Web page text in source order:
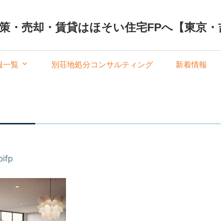
・売却・賃貸はほそい住宅FPへ【東京・
一覧 別荘地処分コンサルティング 新着情報